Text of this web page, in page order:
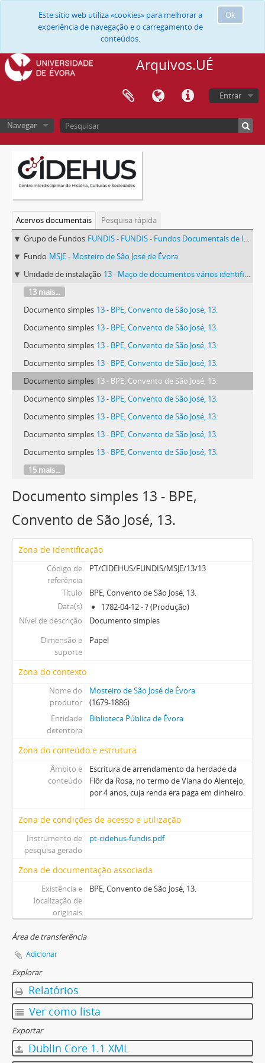
Ok
Este sítio web utiliza «cookies» para melhorar a
experiência de navegação e o carregamento de
conteúdos.
Arquivos.UÉ
Entrar
Navegar
Acervos documentais
Pesquisa rápida
Grupo de Fundos FUNDIS - FUNDIS - Fundos Documentais de Instituições do Sul
Fundo MSJE - Mosteiro de São José de Évora
Unidade de instalação 13 - Maço de documentos vários identificado com o número 13.
13 mais...
Documento simples 13 - BPE, Convento de São José, 13.
Documento simples 13 - BPE, Convento de São José, 13.
Documento simples 13 - BPE, Convento de São José, 13.
Documento simples 13 - BPE, Convento de São José, 13.
Documento simples 13 - BPE, Convento de São José, 13.
Documento simples 13 - BPE, Convento de São José, 13.
Documento simples 13 - BPE, Convento de São José, 13.
Documento simples 13 - BPE, Convento de São José, 13.
Documento simples 13 - BPE, Convento de São José, 13.
15 mais...
Documento simples 13 - BPE,
Convento de São José, 13.
Zona de identificação
Código de
referência
PT/CIDEHUS/FUNDIS/MSJE/13/13
Título
BPE, Convento de São José, 13.
Data(s)
1782-04-12 - ? (Produção)
Nível de descrição
Documento simples
Dimensão e
suporte
Papel
Zona do contexto
Nome do
produtor
Mosteiro de São José de Évora
(1679-1886)
Entidade
detentora
Biblioteca Pública de Évora
Zona do conteúdo e estrutura
Âmbito e
conteúdo
Escritura de arrendamento da herdade da
Flôr da Rosa, no termo de Viana do Alentejo,
por 4 anos, cuja renda era paga em dinheiro.
Zona de condições de acesso e utilização
Instrumento de
pesquisa gerado
pt-cidehus-fundis.pdf
Zona de documentação associada
Existência e
localização de
originais
BPE, Convento de São José, 13.
Área de transferência
Adicionar
Explorar
Relatórios
Ver como lista
Exportar
Dublin Core 1.1 XML